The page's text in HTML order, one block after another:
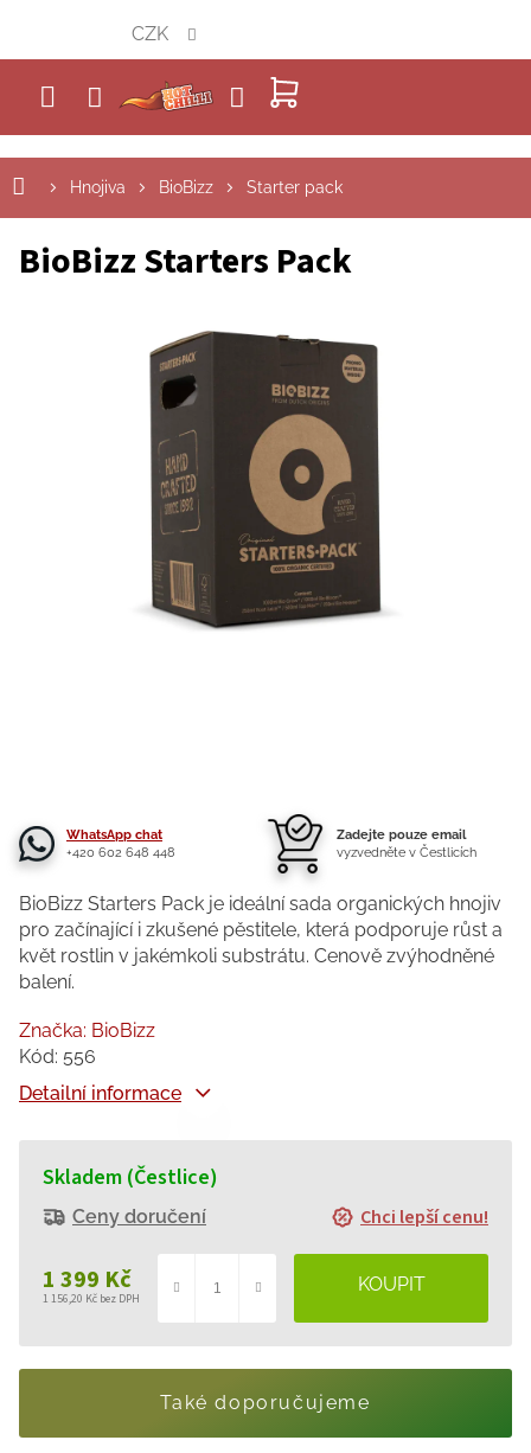
obsah
NÁKUPNÍ
KOŠÍK
CZK
Hnojiva BioBizz Starter pack
BioBizz Starters Pack
WhatsApp chat
+420 602 648 448
Zadejte pouze email
vyzvedněte v Čestlicích
1 399 Kč
1 156,20 Kč bez DPH
cena:
Skladem (Čestlice)
Ceny doručení Chci lepší cenu!
BioBizz Starters Pack je ideální sada organických hnojiv
pro začínající i zkušené pěstitele, která podporuje růst a
květ rostlin v jakémkoli substrátu. Cenově zvýhodněné
balení.
Detailní informace
Značka: BioBizz
Kód: 556
Také doporučujeme